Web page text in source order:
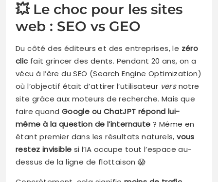
💥 Le choc pour les sites
web : SEO vs GEO
Du côté des éditeurs et des entreprises, le zéro
clic fait grincer des dents. Pendant 20 ans, on a
vécu à l’ère du SEO (Search Engine Optimization)
où l’objectif était d’attirer l’utilisateur versnotre
site grâce aux moteurs de recherche. Mais que
faire quand Google ou ChatJPT répond lui-
même à la question de l’internaute ? Même en
étant premier dans les résultats naturels,vous
restez invisible si l’IA occupe tout l’espace au-
dessus de la ligne de flottaison 😱